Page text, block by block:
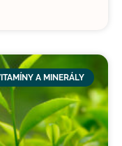
A MINERÁLY